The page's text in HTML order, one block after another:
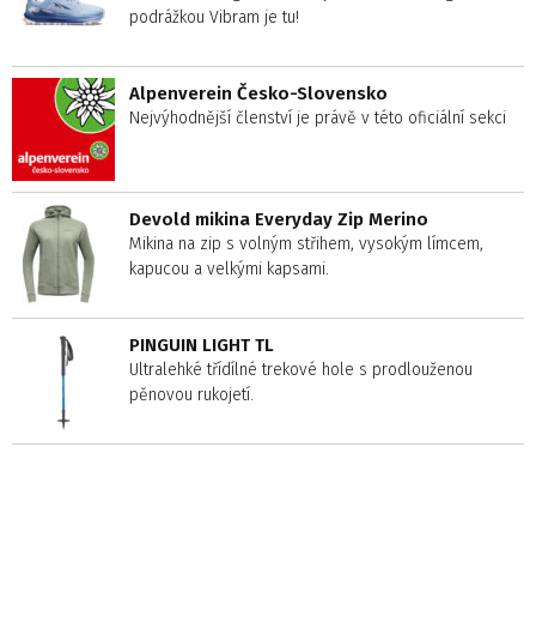
podrážkou Vibram je tu!
Alpenverein Česko-Slovensko
Nejvýhodnější členství je právě v této oficiální sekci
Devold mikina Everyday Zip Merino
Mikina na zip s volným střihem, vysokým límcem,
kapucou a velkými kapsami.
PINGUIN LIGHT TL
Ultralehké třídílné trekové hole s prodlouženou
pěnovou rukojetí.